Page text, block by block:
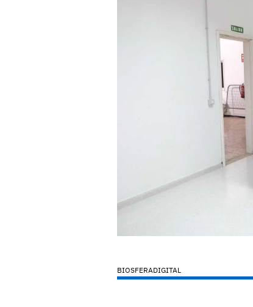
BIOSFERADIGITAL